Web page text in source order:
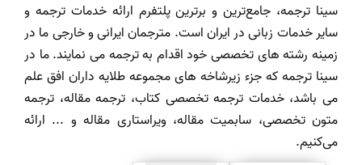
سینا ترجمه، جامع‌ترین و برترین پلتفرم ارائه خدمات ترجمه و
سایر خدمات زبانی در ایران است. مترجمان ایرانی و خارجی ما در
زمینه رشته های تخصصی خود اقدام به ترجمه می نمایند. ما در
سینا ترجمه که جزء زیرشاخه های مجموعه طلایه داران افق علم
می باشد، خدمات ترجمه تخصصی کتاب، ترجمه مقاله، ترجمه
متون تخصصی، سابمیت مقاله، ویراستاری مقاله و ... ارائه
می‌کنیم.